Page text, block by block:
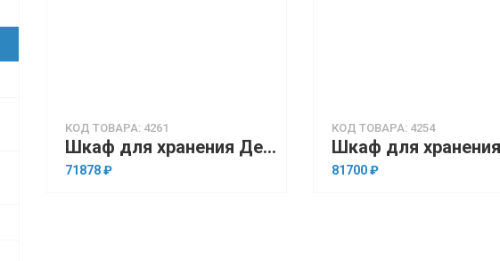
КОД ТОВАРА: 4261
Шкаф для хранения Дельта-ТШ-0842.4 (830*520*1800)
71878 ₽
КОД ТОВАРА: 4254
81700 ₽